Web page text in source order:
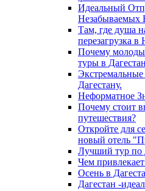
Идеальный
Незабываемых
Там, где душа
перезагрузка
Почему
туры в
Дагестану.
Неформатное
Почему стоит
путешествия?
Откройте для
новый отель
Лучший тур по
Чем
Осень в
Дагестан -